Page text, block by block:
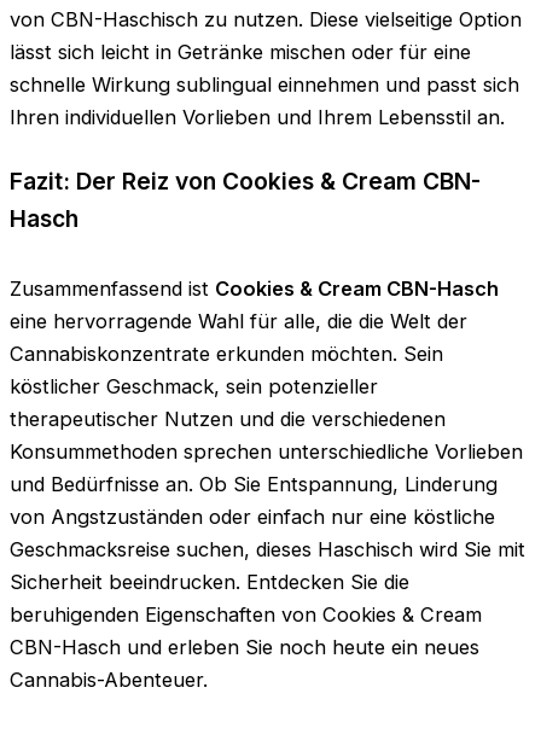
von CBN-Haschisch zu nutzen. Diese vielseitige Option
lässt sich leicht in Getränke mischen oder für eine
schnelle Wirkung sublingual einnehmen und passt sich
Ihren individuellen Vorlieben und Ihrem Lebensstil an.
Fazit: Der Reiz von Cookies & Cream CBN-
Hasch
Zusammenfassend ist Cookies & Cream CBN-Hasch
eine hervorragende Wahl für alle, die die Welt der
Cannabiskonzentrate erkunden möchten. Sein
köstlicher Geschmack, sein potenzieller
therapeutischer Nutzen und die verschiedenen
Konsummethoden sprechen unterschiedliche Vorlieben
und Bedürfnisse an. Ob Sie Entspannung, Linderung
von Angstzuständen oder einfach nur eine köstliche
Geschmacksreise suchen, dieses Haschisch wird Sie mit
Sicherheit beeindrucken. Entdecken Sie die
beruhigenden Eigenschaften von Cookies & Cream
CBN-Hasch und erleben Sie noch heute ein neues
Cannabis-Abenteuer.